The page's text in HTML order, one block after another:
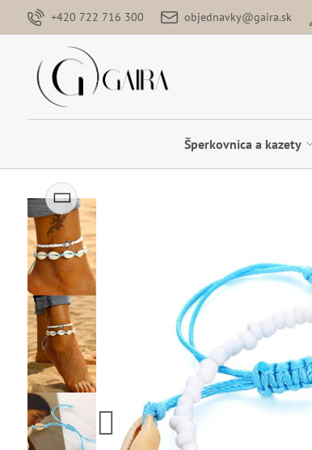
+420 722 716 300 objednavky@gaira.sk
Šperkovnica a kazety